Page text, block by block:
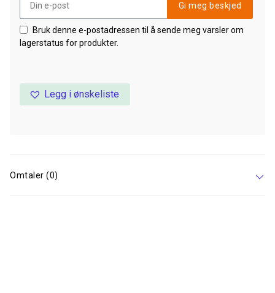
Gi meg beskjed
Bruk denne e-postadressen til å sende meg varsler om
lagerstatus for produkter.
Legg i ønskeliste
Omtaler (0)